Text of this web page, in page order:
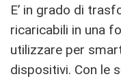
E’ in grado di
ricaricabili in una
utilizzare per
dispositivi. Con le